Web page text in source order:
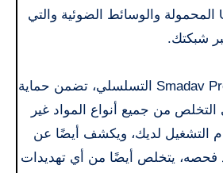
محركات أقراص USB المحمولة والوسائط الضوئية والتي
شبكتك.
باستخدام مفتاح Smadav Pro 14 التسلسلي، تضمن حماية
من جميع أنواع المواد غير
التشغيل لديك، ويكشف أيضًا عن
فحصه، يتخلص أيضًا من أي تهديدات